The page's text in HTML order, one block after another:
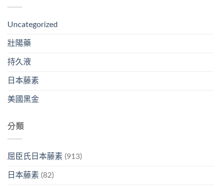
Uncategorized
壯陽藥
持久液
日本藤素
美國黑金
分類
屈臣氏日本藤素 (913)
日本藤素 (82)